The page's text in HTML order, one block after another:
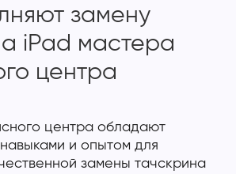
замену
iPad мастера
центра
центра обладают
и опытом для
замены тачскрина